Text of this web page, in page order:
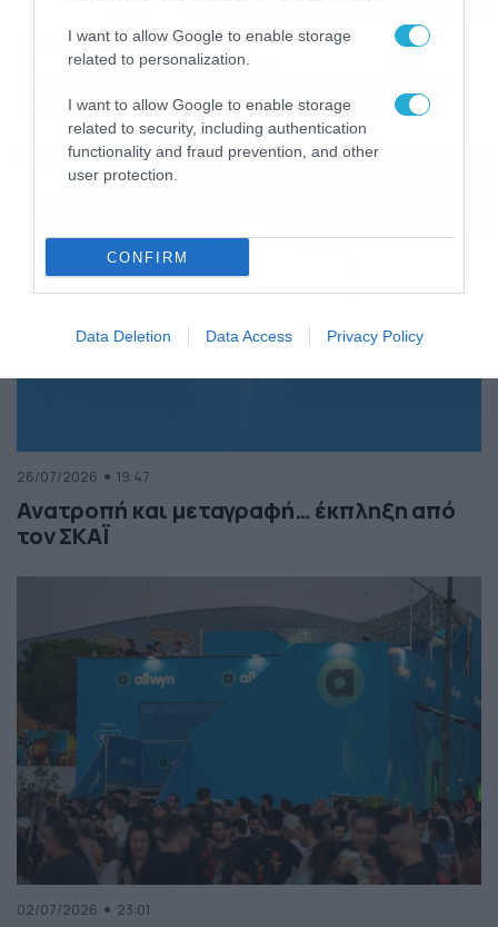
I want to allow Google to enable storage
related to personalization.
I want to allow Google to enable storage
related to security, including authentication
functionality and fraud prevention, and other
user protection.
CONFIRM
Data Deletion Data Access Privacy Policy
28/07/2026 22:51
Ανακοινώθηκε! Αυτός θα παρουσιάζει το
κεντρικό δελτίο ειδήσεων στην ΕΡΤ
26/07/2026 19:47
Ανατροπή και μεταγραφή… έκπληξη από
τον ΣΚΑΪ
02/07/2026 23:01